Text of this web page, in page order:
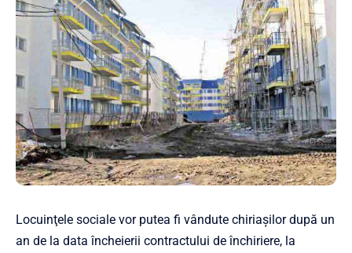
Locuinţele sociale vor putea fi vândute chiriaşilor după un
an de la data încheierii contractului de închiriere, la